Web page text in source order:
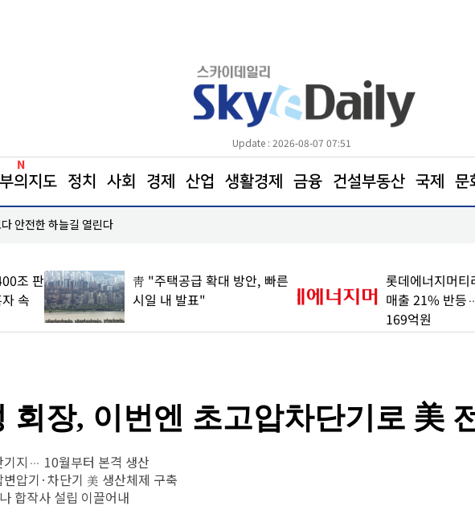
Update : 2026-08-07 07:51
부의지도 정치 사회 경제 산업 생활경제 금융 건설부동산 국제 문
안전한 하늘길 열린다
조 판
속
靑 "주택공급 확대 방안, 빠른
시일 내 발표"
롯데에너지머티
매출 21% 반등
169억원
회장, 이번엔 초고압차단기로 美
기지… 10월부터 본격 생산
압기·차단기 美 생산체제 구축
합작사 설립 이끌어내